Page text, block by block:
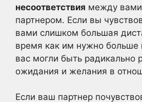
несоответствия между
партнером. Если вы
вами слишком большая
время как им нужно больше
вас могли быть радикально
ожидания и желания в
Если ваш партнер